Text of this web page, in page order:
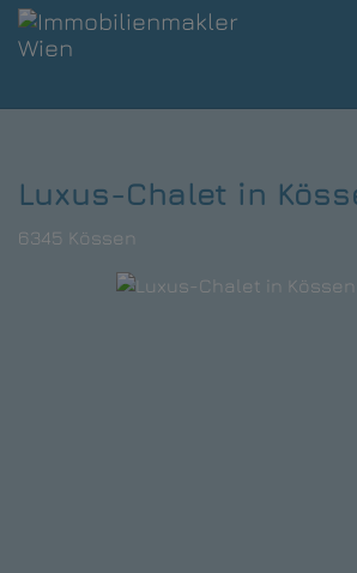
Luxus-Chalet in
6345 Kössen